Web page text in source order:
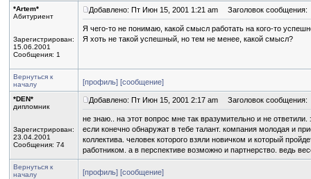
*Artem*
Абитуриент
Зарегистрирован:
15.06.2001
Сообщения: 1
Добавлено: Пт Июн 15, 2001 1:21 am Заголовок сообщения:
Я чего-то не понимаю, какой смысл работать на кого-то
Я хоть не такой успешный, но тем не менее, какой смысл?
Вернуться к
началу
[профиль] [сообщение]
*DEN*
дипломник
Зарегистрирован:
23.04.2001
Сообщения: 74
Добавлено: Пт Июн 15, 2001 2:17 am Заголовок сообщения:
не знаю.. на этот вопрос мне так вразумительно и не
если конечно обнаружат в тебе талант. компания молодая и
коллектива. человек которого взяли новичком и который
работником. а в перспективе возможно и партнерство. ведь
Вернуться к
началу
[профиль] [сообщение]